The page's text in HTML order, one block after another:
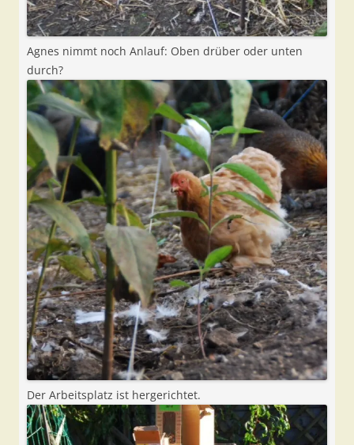
Agnes nimmt noch Anlauf: Oben drüber oder unten
durch?
Der Arbeitsplatz ist hergerichtet.